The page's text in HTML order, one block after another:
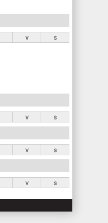
v s
v s
v s
v s